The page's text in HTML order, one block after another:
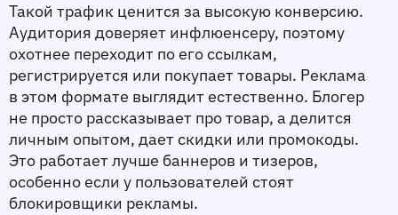
Такой трафик ценится за высокую конверсию.
Аудитория доверяет инфлюенсеру, поэтому
охотнее переходит по его ссылкам,
регистрируется или покупает товары. Реклама
в этом формате выглядит естественно. Блогер
не просто рассказывает про товар, а делится
личным опытом, дает скидки или промокоды.
Это работает лучше баннеров и тизеров,
особенно если у пользователей стоят
блокировщики рекламы.